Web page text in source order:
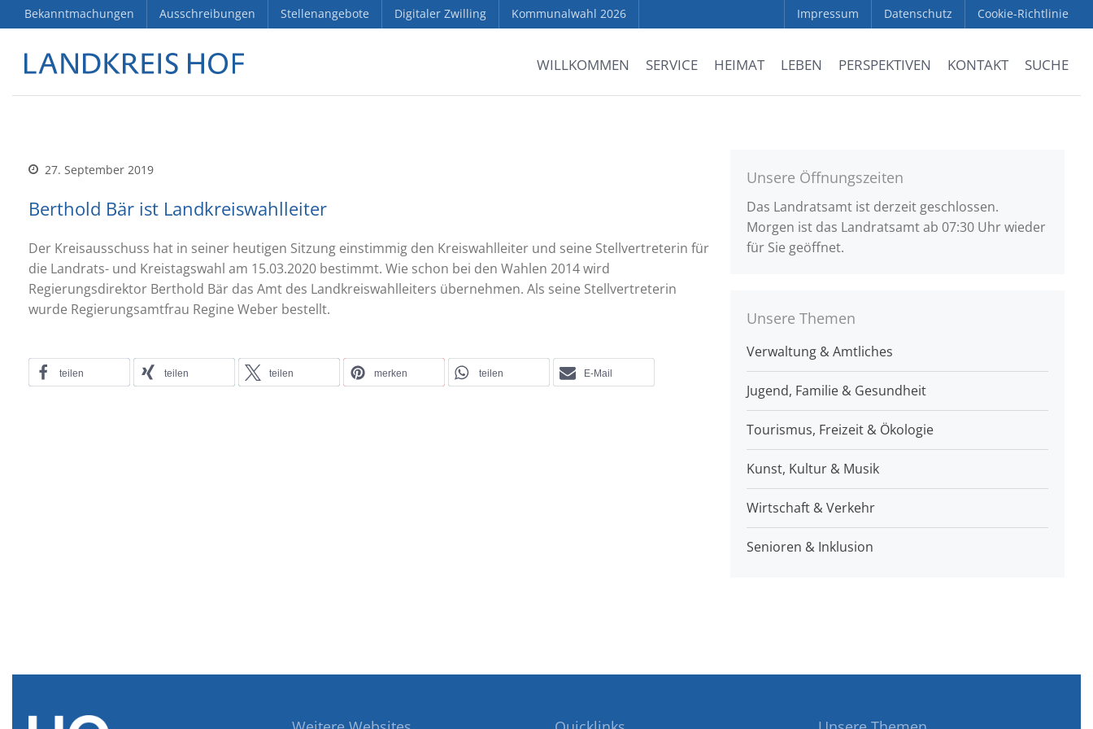
Bekanntmachungen Ausschreibungen Stellenangebote Digitaler Zwilling Kommunalwahl 2026 Impressum Datenschutz Cookie-Richtlinie
WILLKOMMEN SERVICE HEIMAT LEBEN PERSPEKTIVEN KONTAKT SUCHE
27. September 2019
Berthold Bär ist Landkreiswahlleiter
Der Kreisausschuss hat in seiner heutigen Sitzung einstimmig den Kreiswahlleiter und seine Stellvertreterin für
die Landrats- und Kreistagswahl am 15.03.2020 bestimmt. Wie schon bei den Wahlen 2014 wird
Regierungsdirektor Berthold Bär das Amt des Landkreiswahlleiters übernehmen. Als seine Stellvertreterin
wurde Regierungsamtfrau Regine Weber bestellt.
teilen teilen teilen merken teilen E-Mail
Unsere Öffnungszeiten
Das Landratsamt ist derzeit geschlossen.
Morgen ist das Landratsamt ab 07:30 Uhr wieder
für Sie geöffnet.
Unsere Themen
Verwaltung & Amtliches
Jugend, Familie & Gesundheit
Tourismus, Freizeit & Ökologie
Kunst, Kultur & Musik
Wirtschaft & Verkehr
Senioren & Inklusion